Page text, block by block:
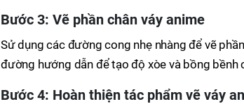
Bước 3: Vẽ phần chân váy anime
Sử dụng các đường cong nhẹ nhàng để vẽ
đường hướng dẫn để tạo độ xòe và bồng bềnh
Bước 4: Hoàn thiện tác phẩm vẽ váy